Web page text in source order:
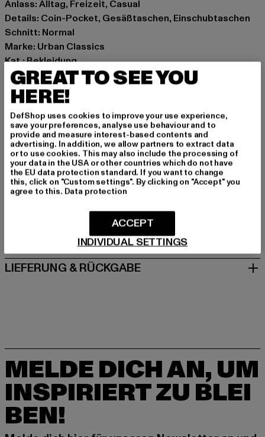
Anlass: Alltag, Freizeit, Casual
Details: Coin-Pocket, Gesäßtaschen, Einschubtaschen
Schnitt: Normal
Marke: Urban Classics
Kat.: Bekleidung
Farbe: beige
Hersteller Farbe: unionbeige
Materialzusammensetzung: 100% Baumwolle
Art.Nr: TB6249-03738
Hersteller: TB International GmbH |info@tbint.de
Dr.-Robert-Murjahn-Straße 7 | 64372 Ober-Ramstadt |
DE
GRÖSSE & PASSFORM
PFLEGEHINWEISE
LIEFERUNG & RÜCKGABE
MELDE DICH AN, UM
INSPIRIERT ZU BLEI
BEN!
GREAT TO SEE YOU
HERE!
DefShop uses cookies to improve your use experience,
save your preferences, analyse use behaviour and to
provide and measure interest-based contents and
advertising. In addition, we allow partners to extract data
or to use cookies. This may also include the processing of
your data in the USA or other countries which do not have
the EU data protection standard. If you want to change
this, click on "Custom settings". By clicking on "Accept" you
agree to this. Data protection
INDIVIDUAL SETTINGS
ACCEPT